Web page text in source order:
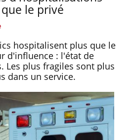
le privé
hospitalisent plus que le
d'influence : l'état de
Les plus fragiles sont plus
dans un service.